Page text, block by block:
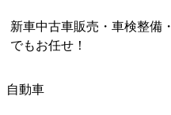
新車中古車販売・車検整備
でもお任せ！
自動車